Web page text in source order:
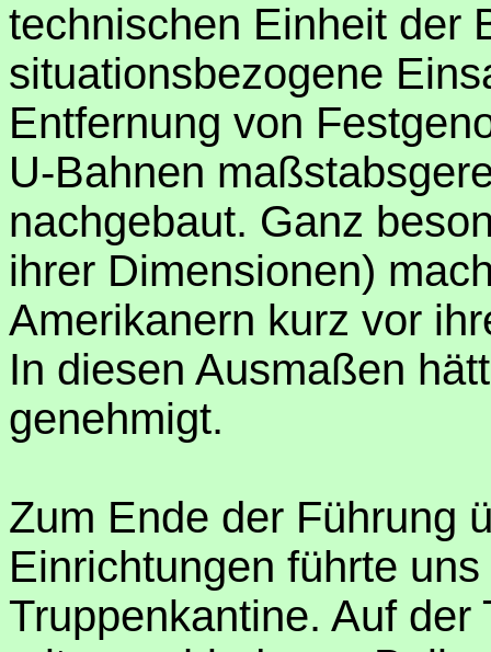
technischen Einheit der
situationsbezogene
Entfernung von
U-Bahnen
nachgebaut. Ganz
ihrer Dimensionen)
Amerikanern kurz vor
In diesen Ausmaßen
genehmigt.
Zum Ende der Führung
Einrichtungen führte
Truppenkantine. Auf der